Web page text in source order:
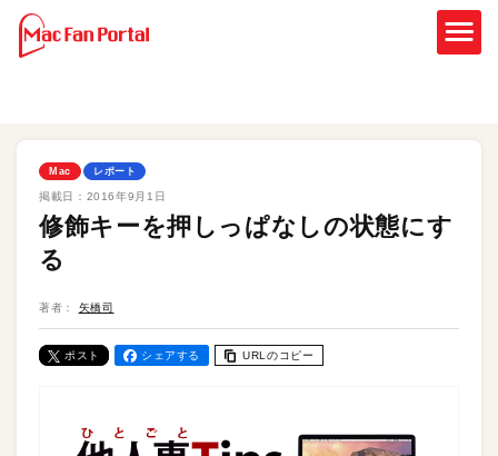
Mac レポート
掲載日： 2016年9月1日
修飾キーを押しっぱなしの状態にす
る
著者： 矢橋司
ポスト シェアする URLのコピー